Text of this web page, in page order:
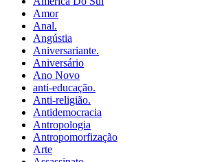
Amor
Anal.
Angústia
Aniversariante.
Aniversário
Ano Novo
anti-educação.
Anti-religião.
Antidemocracia
Antropologia
Antropomorfização
Arte